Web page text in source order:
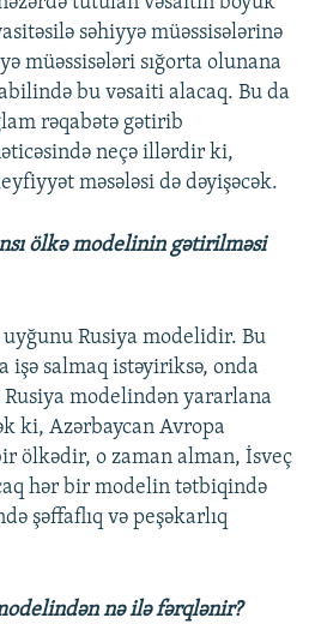
səhiyyə müəssisələrinə
müəssisələri sığorta olunana
bu vəsaiti alacaq. Bu da
rəqabətə gətirib
neçə illərdir ki,
məsələsi də dəyişəcək.
ölkə modelinin gətirilməsi
Rusiya modelidir. Bu
işə salmaq istəyiriksə, onda
Rusiya modelindən yararlana
ki, Azərbaycan Avropa
ölkədir, o zaman alman, İsveç
hər bir modelin tətbiqində
şəffaflıq və peşəkarlıq
nə ilə fərqlənir?